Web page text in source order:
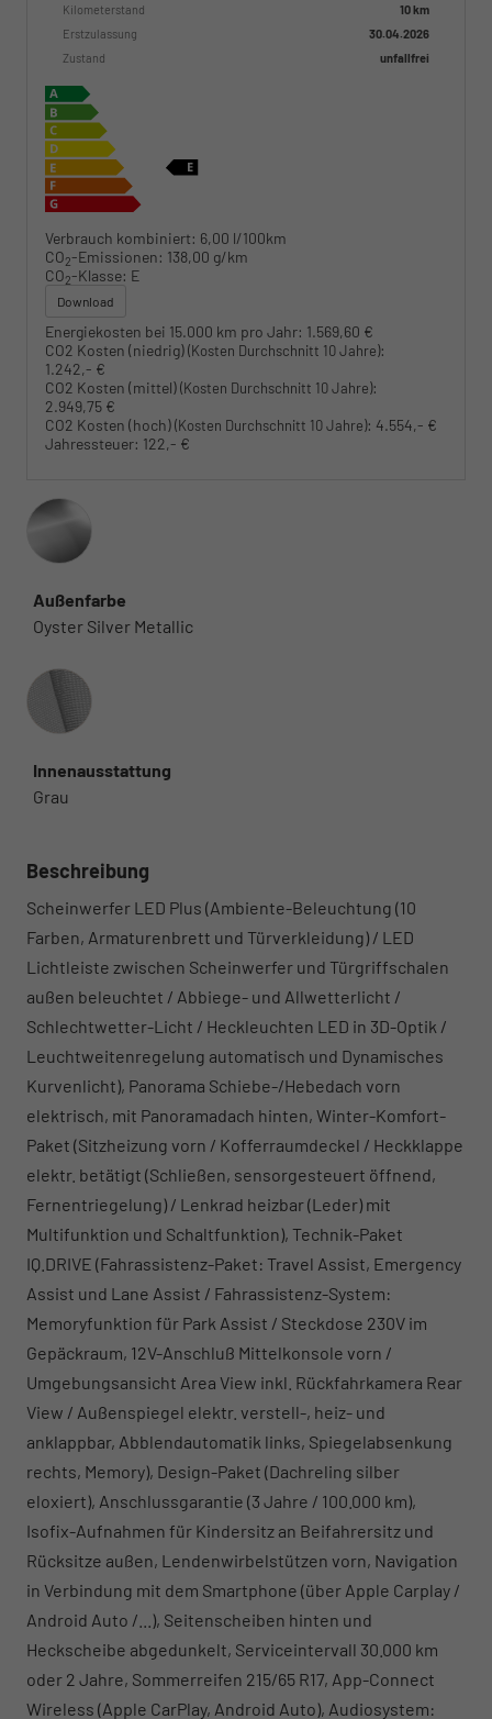
Kilometerstand
10 km
Erstzulassung
30.04.2026
Zustand
unfallfrei
Verbrauch kombiniert: 6,00 l/100km
CO2-Emissionen: 138,00 g/km
CO2-Klasse: E
Download
Energiekosten bei 15.000 km pro Jahr: 1.569,60 €
CO2 Kosten (niedrig)(Kosten Durchschnitt 10 Jahre):
1.242,- €
CO2 Kosten (mittel)(Kosten Durchschnitt 10 Jahre):
2.949,75 €
CO2 Kosten (hoch)(Kosten Durchschnitt 10 Jahre): 4.554,- €
Jahressteuer: 122,- €
Außenfarbe
Oyster Silver Metallic
Innenausstattung
Innenausstattung
Grau
Beschreibung
Scheinwerfer LED Plus (Ambiente-Beleuchtung (10
Farben, Armaturenbrett und Türverkleidung) / LED
Lichtleiste zwischen Scheinwerfer und Türgriffschalen
außen beleuchtet / Abbiege- und Allwetterlicht /
Schlechtwetter-Licht / Heckleuchten LED in 3D-Optik /
Leuchtweitenregelung automatisch und Dynamisches
Kurvenlicht), Panorama Schiebe-/Hebedach vorn
elektrisch, mit Panoramadach hinten, Winter-Komfort-
Paket (Sitzheizung vorn / Kofferraumdeckel / Heckklappe
elektr. betätigt (Schließen, sensorgesteuert öffnend,
Fernentriegelung) / Lenkrad heizbar (Leder) mit
Multifunktion und Schaltfunktion), Technik-Paket
IQ.DRIVE (Fahrassistenz-Paket: Travel Assist, Emergency
Assist und Lane Assist / Fahrassistenz-System:
Memoryfunktion für Park Assist / Steckdose 230V im
Gepäckraum, 12V-Anschluß Mittelkonsole vorn /
Umgebungsansicht Area View inkl. Rückfahrkamera Rear
View / Außenspiegel elektr. verstell-, heiz- und
anklappbar, Abblendautomatik links, Spiegelabsenkung
rechts, Memory), Design-Paket (Dachreling silber
eloxiert), Anschlussgarantie (3 Jahre / 100.000 km),
Isofix-Aufnahmen für Kindersitz an Beifahrersitz und
Rücksitze außen, Lendenwirbelstützen vorn, Navigation
in Verbindung mit dem Smartphone (über Apple Carplay /
Android Auto /...), Seitenscheiben hinten und
Heckscheibe abgedunkelt, Serviceintervall 30.000 km
oder 2 Jahre, Sommerreifen 215/65 R17, App-Connect
Wireless (Apple CarPlay, Android Auto), Audiosystem: